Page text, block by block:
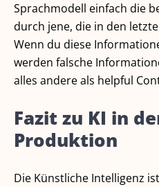
Sprachmodell einfach die
durch jene, die in den
Wenn du diese
werden falsche
alles andere als helpful
Fazit zu KI in
Produktion
Die Künstliche Intelligenz